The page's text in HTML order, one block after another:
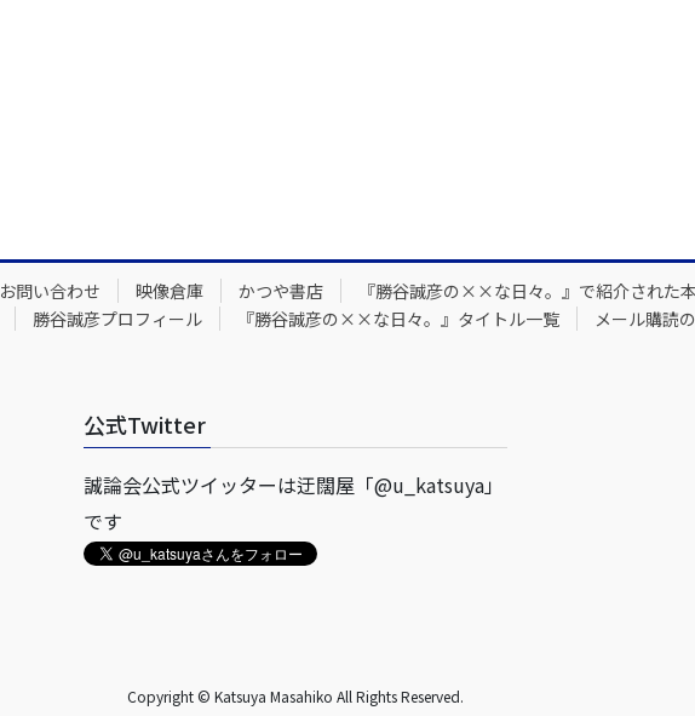
お問い合わせ 映像倉庫 かつや書店 『勝谷誠彦の××な日々。』で紹介された本
勝谷誠彦プロフィール 『勝谷誠彦の××な日々。』タイトル一覧
メール購読
公式Twitter
誠論会公式ツイッターは迂闊屋「@u_katsuya」
です
Copyright © Katsuya Masahiko All Rights Reserved.